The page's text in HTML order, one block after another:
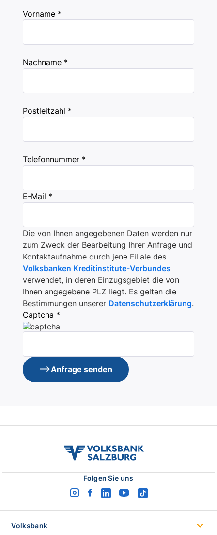
Vorname *
Nachname *
Postleitzahl *
Telefonnummer *
E-Mail *
Die von Ihnen angegebenen Daten werden nur
zum Zweck der Bearbeitung Ihrer Anfrage und
Kontaktaufnahme durch jene Filiale des
Volksbanken Kreditinstitute-Verbundes
verwendet, in deren Einzugsgebiet die von
Ihnen angegebene PLZ liegt. Es gelten die
Bestimmungen unserer Datenschutzerklärung.
Captcha *
Anfrage senden
volksbank
salzburg
Folgen Sie uns
instagram
facebook
linkedinyoutubetiktok
Volksbank